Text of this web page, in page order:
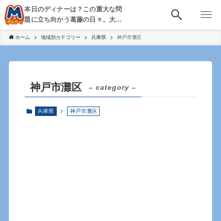
本日のディナーは？この重大な問
題に立ち向かう葛藤の日々。大
阪・京都・神戸を中心とした食べ
歩き、飲み歩きを綴る。
ホーム 地域別カテゴリー 兵庫県 神戸市灘区
神戸市灘区 – category –
兵庫県 神戸市灘区